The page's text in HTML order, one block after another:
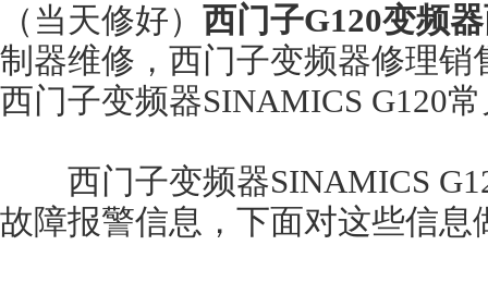
（当天修好） 西门子G120变频
制器维修，西门子变频器修理销
西门子变频器SINAMICS G120
西门子变频器SINAMICS
故障报警信息，下面对这些信息